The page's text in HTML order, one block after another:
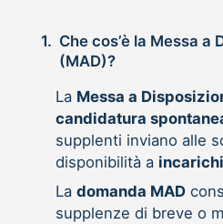
1. Che cos’è la Messa a Disposizione
(MAD)?
La Messa a
candidatura
supplenti inviano alle
disponibilità a
La domanda MAD
supplenze di breve o